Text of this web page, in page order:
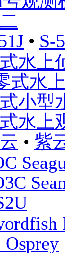
• S-
水上
式水
小型
水上
• 紫
Osprey